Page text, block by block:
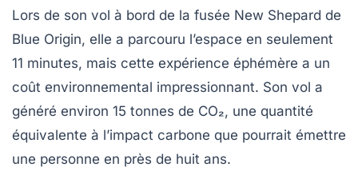
Lors de son vol à bord de la fusée New Shepard de
Blue Origin, elle a parcouru l’espace en seulement
11 minutes, mais cette expérience éphémère a un
coût environnemental impressionnant. Son vol a
généré environ 15 tonnes de CO₂, une quantité
équivalente à l’impact carbone que pourrait émettre
une personne en près de huit ans.